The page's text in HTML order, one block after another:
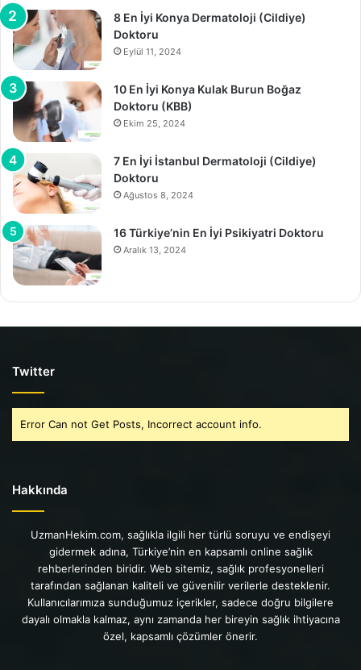
8 En İyi Konya Dermatoloji (Cildiye)
Doktoru
Eylül 11, 2024
10 En İyi Konya Kulak Burun Boğaz
Doktoru (KBB)
Ekim 25, 2024
7 En İyi İstanbul Dermatoloji (Cildiye)
Doktoru
Ağustos 8, 2024
16 Türkiye’nin En İyi Psikiyatri Doktoru
Aralık 13, 2024
Twitter
Error Can not Get Posts, Incorrect account info.
Hakkında
UzmanHekim.com, sağlıkla ilgili her türlü soruyu ve endişeyi
gidermek adına, Türkiye’nin en kapsamlı online sağlık
rehberlerinden biridir. Web sitemiz, sağlık profesyonelleri
tarafından sağlanan kaliteli ve güvenilir verilerle desteklenir.
Kullanıcılarımıza sunduğumuz içerikler, sadece doğru bilgilere
dayalı olmakla kalmaz, aynı zamanda her bireyin sağlık ihtiyacına
özel, kapsamlı çözümler önerir.